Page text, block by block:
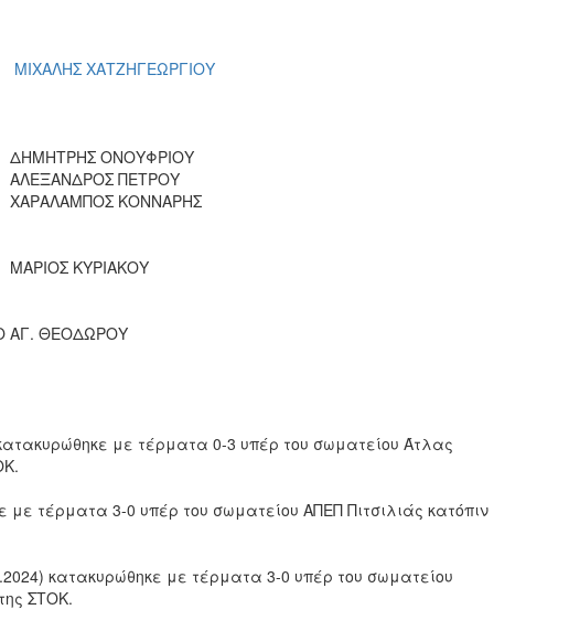
ΜΙΧΑΛΗΣ ΧΑΤΖΗΓΕΩΡΓΙΟΥ
ΔΗΜΗΤΡΗΣ ΟΝΟΥΦΡΙΟΥ
ΑΛΕΞΑΝΔΡΟΣ ΠΕΤΡΟΥ
ΧΑΡΑΛΑΜΠΟΣ ΚΟΝΝΑΡΗΣ
ΜΑΡΙΟΣ ΚΥΡΙΑΚΟΥ
ΑΓ. ΘΕΟΔΩΡΟΥ
με τέρματα 0-3 υπέρ του σωματείου Άτλας
τέρματα 3-0 υπέρ του σωματείου ΑΠΕΠ Πιτσιλιάς κατόπιν
κατακυρώθηκε με τέρματα 3-0 υπέρ του σωματείου
ΣΤΟΚ.